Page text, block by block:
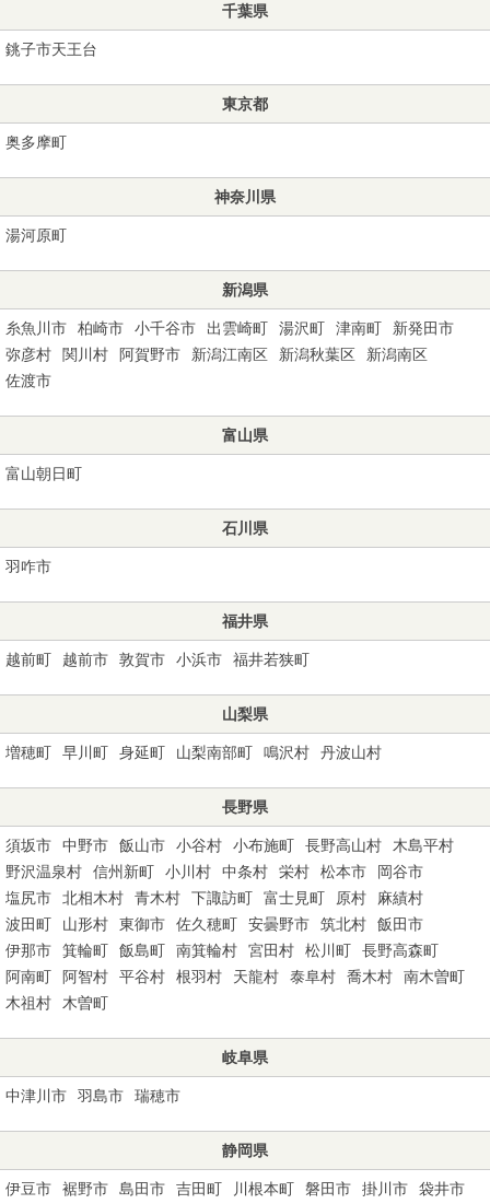
千葉県
銚子市天王台
東京都
奥多摩町
神奈川県
湯河原町
新潟県
糸魚川市 柏崎市 小千谷市 出雲崎町 湯沢町 津南町
新発田市
弥彦村
関川村 阿賀野市 新潟江南区 新潟秋葉区
新潟南区
佐渡市
富山県
富山朝日町
石川県
羽咋市
福井県
越前町 越前市 敦賀市 小浜市 福井若狭町
山梨県
増穂町 早川町 身延町 山梨南部町 鳴沢村 丹波山村
長野県
須坂市 中野市 飯山市 小谷村 小布施町 長野高山村
木島平村
野沢温泉村
信州新町 小川村 中条村 栄村 松本市
岡谷市
塩尻市
北相木村 青木村 下諏訪町 富士見町 原村
麻績村
波田町
山形村 東御市 佐久穂町 安曇野市 筑北村
飯田市
伊那市
箕輪町 飯島町 南箕輪村 宮田村 松川町
長野高森町
阿南町
阿智村 平谷村 根羽村 天龍村 泰阜村 喬木村
南木曽町
木祖村
木曽町
岐阜県
中津川市 羽島市 瑞穂市
静岡県
伊豆市 裾野市 島田市 吉田町 川根本町 磐田市 掛川市
袋井市